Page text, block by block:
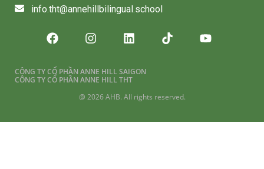
info.tht@annehillbilingual.school
CÔNG TY CỔ PHẦN ANNE HILL SAIGON
CÔNG TY CỔ PHẦN ANNE HILL THT
@ 2026 AHB. All rights reserved.